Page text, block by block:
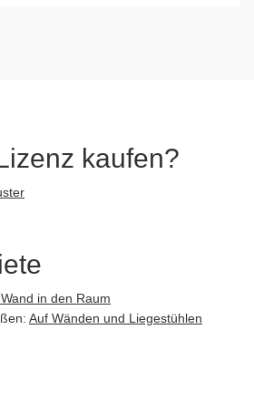
kaufen?
in den Raum
Auf Wänden und Liegestühlen